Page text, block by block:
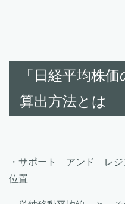
「日経平均株
算出方法とは
・サポート アンド レ
位置